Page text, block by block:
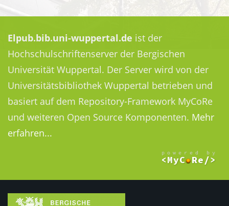
Elpub.bib.uni-wuppertal.de ist der
Hochschulschriftenserver der Bergischen
Universität Wuppertal. Der Server wird von der
Universitätsbibliothek Wuppertal betrieben und
basiert auf dem Repository-Framework MyCoRe
und weiteren Open Source Komponenten. Mehr
erfahren...